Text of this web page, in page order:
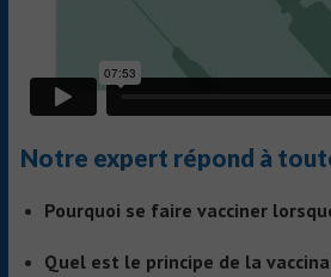
Notre expert répond à
Pourquoi se faire vacciner
Quel est le principe de la